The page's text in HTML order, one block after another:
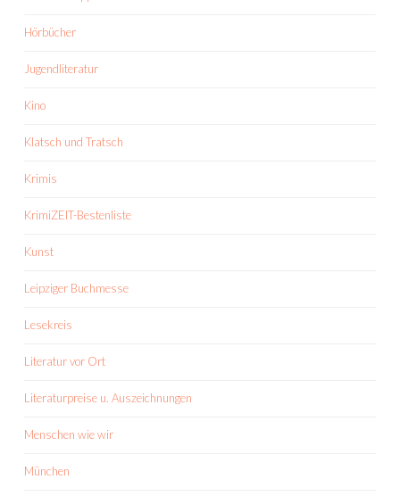
Hörbücher
Jugendliteratur
Kino
Klatsch und Tratsch
Krimis
KrimiZEIT-Bestenliste
Kunst
Leipziger Buchmesse
Lesekreis
Literatur vor Ort
Literaturpreise u. Auszeichnungen
Menschen wie wir
München